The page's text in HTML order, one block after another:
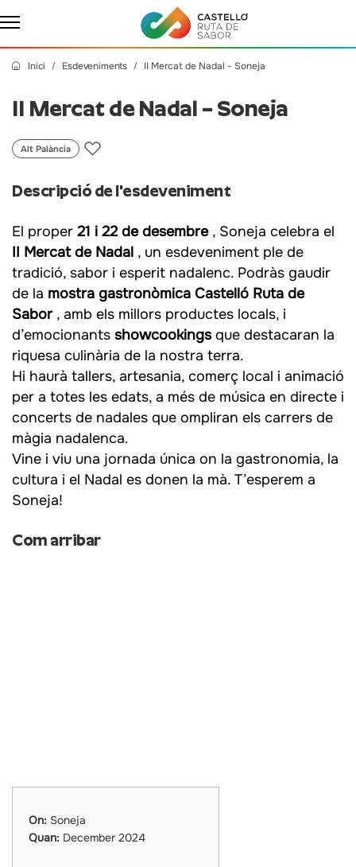
Inici Esdeveniments II Mercat de Nadal - Soneja
II Mercat de Nadal – Soneja
Alt Palància
Descripció de l'esdeveniment
El proper 21 i 22 de desembre, Soneja celebra el
II Mercat de Nadal , un esdeveniment ple de
tradició, sabor i esperit nadalenc. Podràs gaudir
de la mostra gastronòmica Castelló Ruta de
Sabor, amb els millors productes locals, i
d’emocionants showcookingsque destacaran la
riquesa culinària de la nostra terra.
Hi haurà tallers, artesania, comerç local i animació
per a totes les edats, a més de música en directe i
concerts de nadales que ompliran els carrers de
màgia nadalenca.
Vine i viu una jornada única on la gastronomia, la
cultura i el Nadal es donen la mà. T’esperem a
Soneja!
Com arribar
On: Soneja
Quan: December 2024